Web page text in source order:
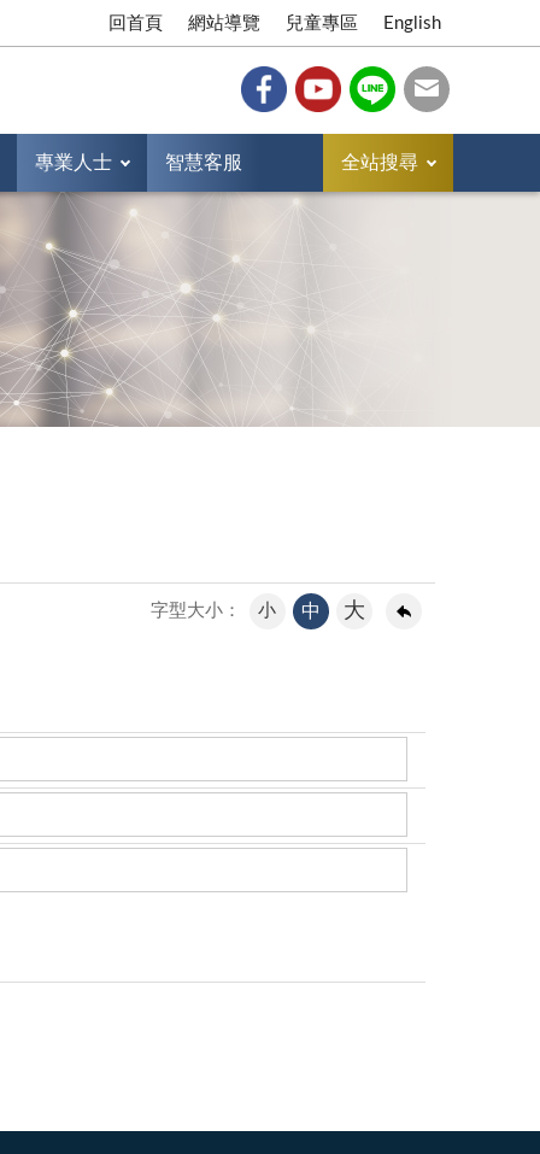
回首頁 網站導覽 兒童專區 English
專業人士 智慧客服 全站搜尋
字型大小： 小 中 大